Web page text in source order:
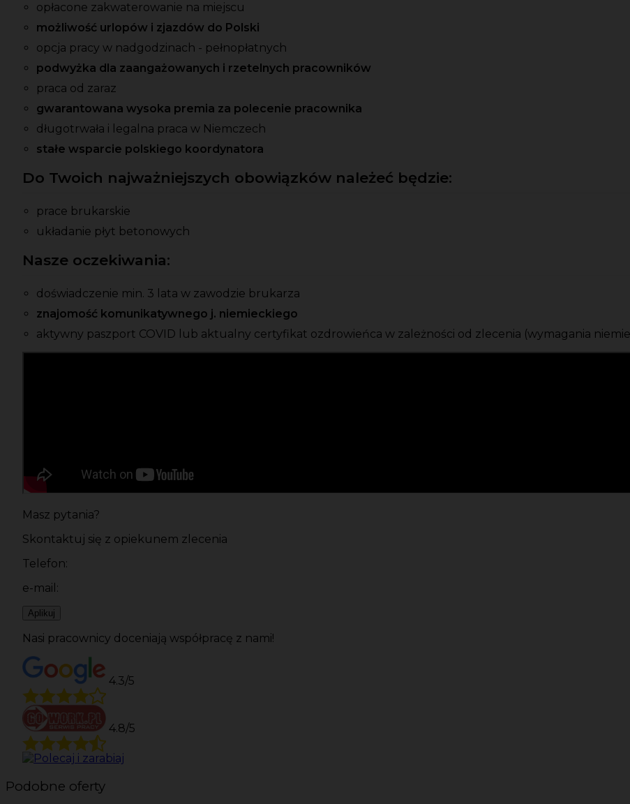
opłacone zakwaterowanie na miejscu
możliwość urlopów i zjazdów do Polski
opcja pracy w nadgodzinach - pełnopłatnych
podwyżka dla zaangażowanych i rzetelnych pracowników
praca od zaraz
gwarantowana wysoka premia za polecenie pracownika
długotrwała i legalna praca w Niemczech
stałe wsparcie polskiego koordynatora
Do Twoich najważniejszych obowiązków należeć będzie:
prace brukarskie
układanie płyt betonowych
Nasze oczekiwania:
doświadczenie min. 3 lata w zawodzie brukarza
znajomość komunikatywnego j. niemieckiego
aktywny paszport COVID lub aktualny certyfikat ozdrowieńca w zależności od zlecenia (wymagania
Masz pytania?
Skontaktuj się z opiekunem zlecenia
Telefon:
e-mail:
Aplikuj
Nasi pracownicy doceniają współpracę z nami!
4.3/5
4.8/5
Podobne oferty